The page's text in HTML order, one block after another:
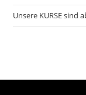
Unsere KURSE sind